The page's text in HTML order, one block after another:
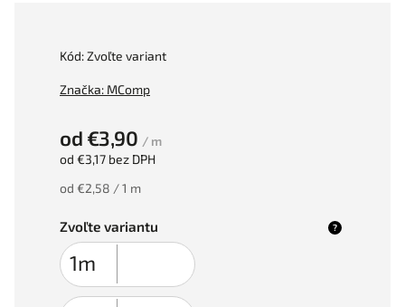
Kód:Zvoľte variant
Značka: MComp
od €3,90 / m
od €3,17 bez DPH
od €2,58 / 1 m
Zvoľte variantu ?